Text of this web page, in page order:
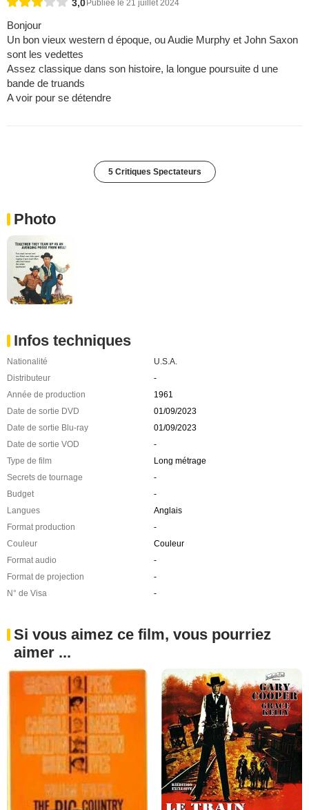
3,0 Publiée le 21 juillet 2024
Bonjour
Un bon vieux western d époque, ou Audie Murphy et John Saxon
sont les vedettes
Assez classique dans son histoire, la longue poursuite d une
bande de truands
A voir pour se détendre
5 Critiques Spectateurs
Photo
Infos techniques
Nationalité
U.S.A.
Distributeur
-
Année de production
1961
Date de sortie DVD
01/09/2023
Date de sortie Blu-ray
01/09/2023
Date de sortie VOD
-
Type de film
Long métrage
Secrets de tournage
-
Budget
-
Langues
Anglais
Format production
-
Couleur
Couleur
Format audio
-
Format de projection
-
N° de Visa
-
Si vous aimez ce film, vous pourriez
aimer ...